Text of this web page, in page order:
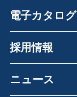
電子カタログ
採用情報
ニュース